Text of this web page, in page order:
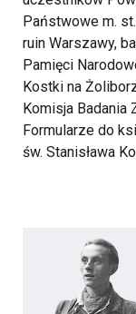
Państwowe m.
ruin Warszawy,
Pamięci
Kostki na
Komisja Badania
Formularze do
św. Stanisława